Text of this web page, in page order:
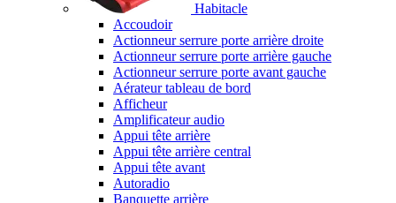
Habitacle
Accoudoir
Actionneur serrure porte arrière droite
Actionneur serrure porte arrière gauche
Actionneur serrure porte avant gauche
Aérateur tableau de bord
Afficheur
Amplificateur audio
Appui tête arrière
Appui tête arrière central
Appui tête avant
Autoradio
Banquette arrière